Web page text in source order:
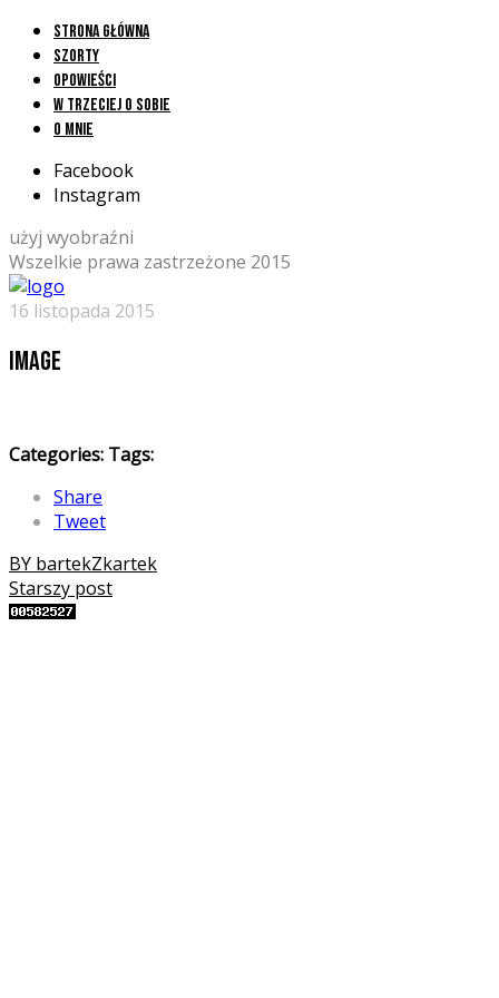
Strona główna
Szorty
Opowieści
W trzeciej o sobie
O mnie
Facebook
Instagram
użyj wyobraźni
Wszelkie prawa zastrzeżone 2015
16 listopada 2015
image
Categories: Tags:
Share
Tweet
BY bartekZkartek
Starszy post